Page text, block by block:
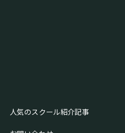
人気のスクール紹介記事